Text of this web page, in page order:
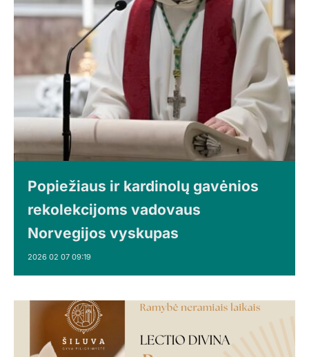
Popiežiaus ir kardinolų gavėnios
rekolekcijoms vadovaus
Norvegijos vyskupas
2026 02 07 09:19